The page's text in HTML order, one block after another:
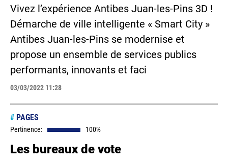
Vivez l’expérience Antibes Juan-les-Pins 3D !
Démarche de ville intelligente « Smart City »
Antibes Juan-les-Pins se modernise et
propose un ensemble de services publics
performants, innovants et faci
03/03/2022 11:28
# PAGES
Pertinence: 100%
Les bureaux de vote